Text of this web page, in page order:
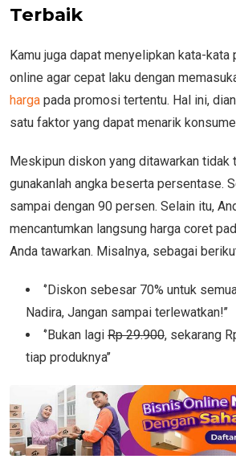
Terbaik
Kamu juga dapat menyelipkan kata-kata
online agar cepat laku dengan
harga pada promosi tertentu. Hal ini,
satu faktor yang dapat menarik
Meskipun diskon yang ditawarkan tidak
gunakanlah angka beserta persentase.
sampai dengan 90 persen. Selain itu,
mencantumkan langsung harga coret
Anda tawarkan. Misalnya, sebagai
‘’Diskon sebesar 70% untuk
Nadira, Jangan sampai terlewatkan!’’
‘’Bukan lagi Rp 29.900, sekarang
tiap produknya’’